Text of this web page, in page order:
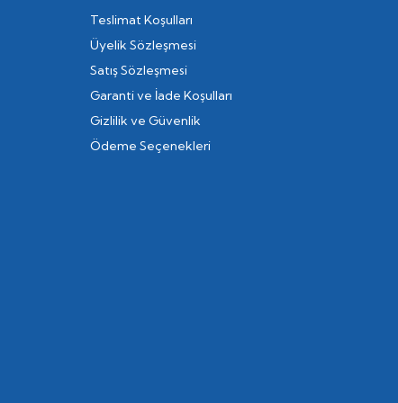
Teslimat Koşulları
Üyelik Sözleşmesi
Satış Sözleşmesi
Garanti ve İade Koşulları
Gizlilik ve Güvenlik
Ödeme Seçenekleri